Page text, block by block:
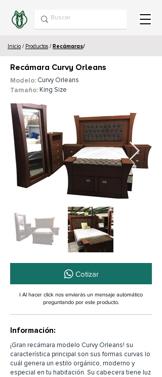
Inicio / Productos / Recámaras/
Recámara Curvy Orleans
Modelo: Curvy Orleans
Tamaño: King Size
Cotizar
ℹ️ Al hacer click nos enviarás un mensaje automático
preguntando por este producto.
Información:
¡Gran recámara modelo Curvy Orleans! su
característica principal son sus formas curvas lo
cuál genera un estilo orgánico, moderno y
especial en tu habitación. Su cabecera tiene luz